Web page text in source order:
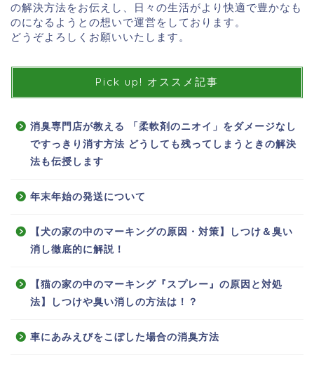
の解決方法をお伝えし、日々の生活がより快適で豊かなも
のになるようとの想いで運営をしております。
どうぞよろしくお願いいたします。
Pick up! オススメ記事
消臭専門店が教える 「柔軟剤のニオイ」をダメージなし
ですっきり消す方法 どうしても残ってしまうときの解決
法も伝授します
年末年始の発送について
【犬の家の中のマーキングの原因・対策】しつけ＆臭い
消し徹底的に解説！
【猫の家の中のマーキング『スプレー』の原因と対処
法】しつけや臭い消しの方法は！？
車にあみえびをこぼした場合の消臭方法